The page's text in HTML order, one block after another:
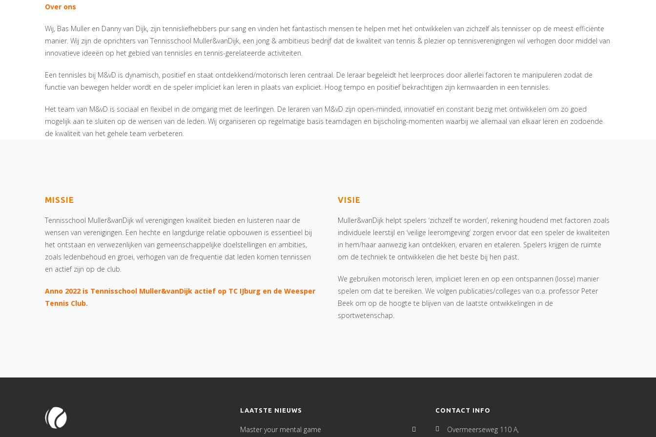
Over ons
Wij, Bas Muller en Danny van Dijk, zijn tennisliefhebbers pur sang en vinden het fantastisch mensen te helpen met het ontwikkelen van zichzelf als tennisser op de meest efficiënte
manier. Wij zijn de oprichters van Tennisschool Muller&vanDijk, een jong & ambitieus bedrijf dat de kwaliteit van tennis & plezier op tennisverenigingen wil verhogen door middel van
innovatieve ideeën op het gebied van tennisles en tennis-gerelateerde activiteiten.
Een tennisles bij M&vD is dynamisch, positief en staat ontdekkend/motorisch leren centraal. De leraar begeleidt het leerproces door allerlei factoren te manipuleren zodat de
functie van bewegen helder wordt en de speler impliciet kan leren in plaats van expliciet. Hoog tempo en positief bekrachtigen zijn kernwaarden in een tennisles.
Het team van M&vD is sociaal en flexibel in de omgang met de leerlingen. De leraren van M&vD zijn open-minded, innovatief en constant bezig met ontwikkelen om zo goed
mogelijk aan te sluiten op de wensen van de leden. Wij organiseren op regelmatige basis teamdagen en bijscholing-momenten waarbij we allemaal van elkaar leren en zodoende
de kwaliteit van het gehele team verbeteren.
MISSIE
Tennisschool Muller&vanDijk wil verenigingen kwaliteit bieden en luisteren naar de
wensen van verenigingen. Een hechte en langdurige relatie opbouwen is essentieel bij
het ontstaan en verwezenlijken van gemeenschappelijke doelstellingen en ambities,
zoals ledenbehoud en groei, verhogen van de frequentie dat leden komen tennissen
en actief zijn op de club.
Anno 2022 is Tennisschool Muller&vanDijk actief op TC IJburg en de Weesper
Tennis Club.
VISIE
Muller&vanDijk helpt spelers ‘zichzelf te worden’, rekening houdend met factoren zoals
individuele leerstijl en ‘veilige leeromgeving’ zorgen ervoor dat een speler de kwaliteiten
in hem/haar aanwezig kan ontdekken, ervaren en etaleren. Spelers krijgen de ruimte
om de techniek te ontwikkelen die het beste bij hen past.
We gebruiken motorisch leren, impliciet leren en op een ontspannen (losse) manier
spelen om dat te bereiken. We volgen publicaties/colleges van o.a. professor Peter
Beek om op de hoogte te blijven van de laatste ontwikkelingen in de
sportwetenschap.
LAATSTE NIEUWS
Master your mental game
CONTACT INFO
Overmeerseweg 110 A,